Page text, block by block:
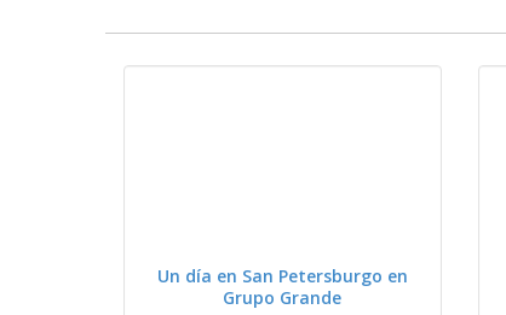
VER
Un día en San Petersburgo en
Grupo Grande